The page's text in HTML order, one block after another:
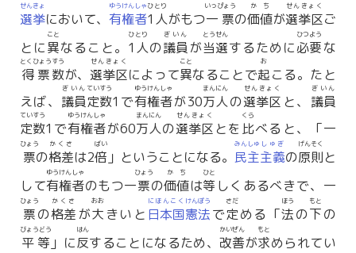
選挙
せんきょ
において、 有権者
ゆうけんしゃ
1人
ひとり
がもつ一票
いっぴょう
の価値
かち
が選挙区
せんきょく
ご
とに異
こと
なること。 1人
ひとり
の議員
ぎいん
が当選
とうせん
するために必要
ひつよう
な
得票
とくひょう
数
すう
が、 選挙区
せんきょく
によって異
こと
なることで起
お
こる。たと
えば、 議員
ぎいん
定数
ていすう
1で有権者
ゆうけんしゃ
が30万
まん
人
にん
の選挙区
せんきょく
と、 議員
ぎいん
定数
ていすう
1で有権者
ゆうけんしゃ
が60万
まん
人
にん
の選挙区
せんきょく
とを 比
くら
べると、「一
票
ひょう
の格差
かくさ
は2倍
ばい
」ということになる。 民主
みんしゅ
主義
しゅぎ
の原則
げんそく
と
して有権者
ゆうけんしゃ
のもつ一票
ひょう
の価値
かち
は等
ひと
しくあるべきで、一
票
ひょう
の格差
かくさ
が大
おお
きいと 日本国
にほんこく
憲法
けんぽう
で定
さだ
める「法
ほう
の下
もと
の
平等
びょうどう
」に反
はん
することになるため、 改善
かいぜん
が求
もと
められてい